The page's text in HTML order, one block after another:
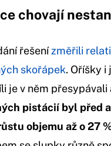
chovají
řešenízměřili
skořápek. Oříšky
je v něm
pistácií byl před
objemu až o 27